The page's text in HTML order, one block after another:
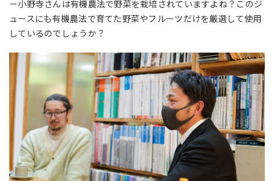
－小野寺さんは有機農法で野菜を栽培されていますよね？このジ
ュースにも有機農法で育てた野菜やフルーツだけを厳選して使用
しているのでしょうか？